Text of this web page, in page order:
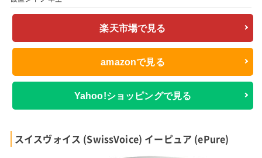
楽天市場で見る
amazonで見る
Yahoo!ショッピングで見る
スイスヴォイス (SwissVoice) イーピュア (ePure)